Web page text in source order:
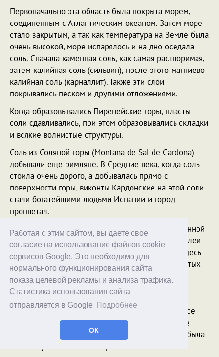
Работая с этим сайтом, вы даете свое
согласие на использование файлов cookie
сервисов Google. Это необходимо для
нормального функционирования сайта,
показа целевой рекламы и анализа трафика.
Статистика использования сайта
отправляется в Google
Подробнее
ОК
Первоначально эта область была покрыта морем,
соединенным с Атлантическим океаном. Затем море
стало закрытым, а так как температура на Земле была
очень высокой, море испарялось и на дно оседала
соль. Сначала каменная соль, как самая растворимая,
затем калийная соль (сильвин), после этого магниево-
калийная соль (карналлит). Также эти слои
покрывались песком и другими отложениями.
Когда образовывались Пиренейские горы, пласты
соли сдавливались, при этом образовывались складки
и всякие волнистые структуры.
Соль из Соляной горы (Montana de Sal de Cardona)
добывали еще римляне. В Средние века, когда соль
стоила очень дорого, а добывалась прямо с
поверхности горы, виконты Кардонские на этой соли
стали богатейшими людьми Испании и город
процветал.
Однако к XX веку открытый способ добычи каменной
соли и калийных, а также магниево-калийных солей
был практически полностью исчерпан, так что здесь
стали создаваться подземные рудники. В двадцатых
годах прошлого века стали производиться
неорганические удобрения, в которых
использовались хлориды натрия и калия, так что
здесь построили две большие шахты, которые все
углублялись и углублялись, пока одна из шахт не
достигла огромной глубины в 1309 метров - это была